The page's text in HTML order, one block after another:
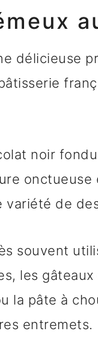
délicieuse
noir
de
souvent
les
la pâte à
entremets.